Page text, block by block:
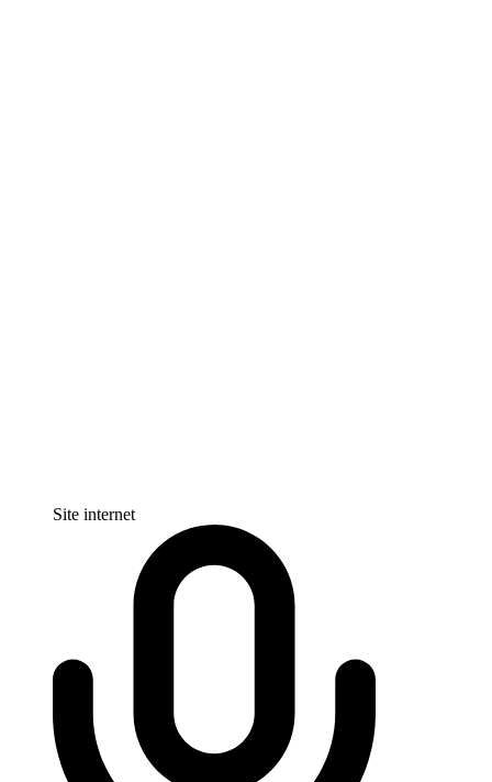
Site internet